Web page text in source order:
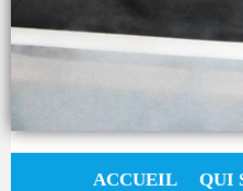
ACCUEIL QUI